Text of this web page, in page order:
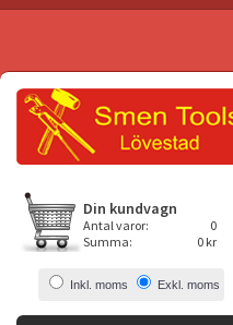
Din kundvagn
Antal varor:
0
Summa:
0 kr
Inkl. moms Exkl. moms